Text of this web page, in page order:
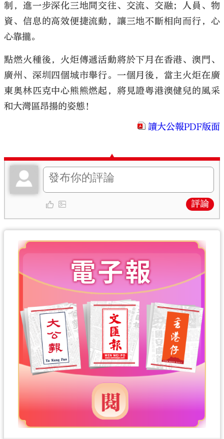
制，進一步深化三地間交往、交流、交融；人員、物
資、信息的高效便捷流動，讓三地不斷相向而行，心
心靠攏。
點燃火種後，火炬傳遞活動將於下月在香港、澳門、
廣州、深圳四個城市舉行。一個月後，當主火炬在廣
東奧林匹克中心熊熊燃起，將見證粵港澳健兒的風采
和大灣區昂揚的姿態！
讀大公報PDF版面
評論